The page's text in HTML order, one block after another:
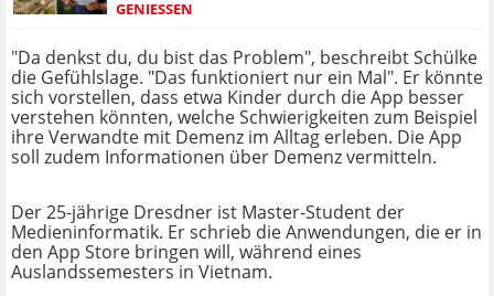
GENIESSEN
"Da denkst du, du bist das Problem", beschreibt Schülke
die Gefühlslage. "Das funktioniert nur ein Mal". Er könnte
sich vorstellen, dass etwa Kinder durch die App besser
verstehen könnten, welche Schwierigkeiten zum Beispiel
ihre Verwandte mit Demenz im Alltag erleben. Die App
soll zudem Informationen über Demenz vermitteln.
Der 25-jährige Dresdner ist Master-Student der
Medieninformatik. Er schrieb die Anwendungen, die er in
den App Store bringen will, während eines
Auslandssemesters in Vietnam.